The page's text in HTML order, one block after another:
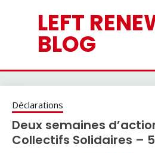
LEFT
BLOG
Déclarations
Deux semaines
Collectifs Solidaires –